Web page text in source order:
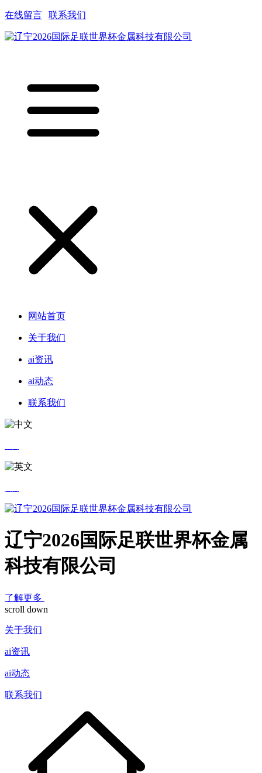
在线留言 联系我们
网站首页
关于我们
ai资讯
ai动态
联系我们
辽宁2026国际足联世界杯金属
科技有限公司
了解更多
scroll down
关于我们
ai资讯
ai动态
联系我们